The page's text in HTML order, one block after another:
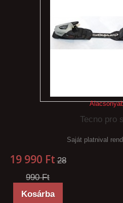
Tecno pro
Saját platnival
19 990 Ft‎ 28
990 Ft‎
Kosárba